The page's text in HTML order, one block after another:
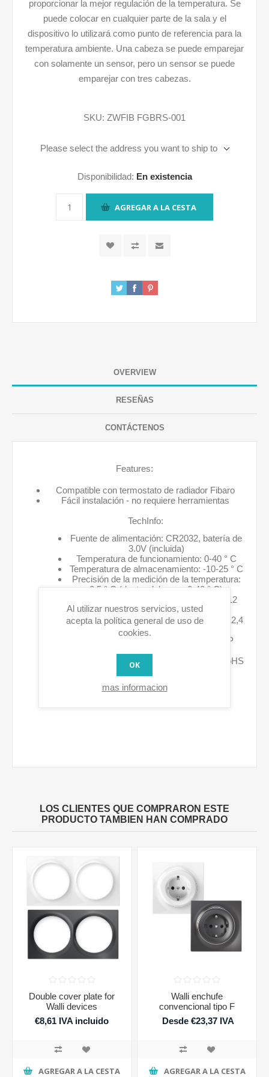
proporcionar la mejor regulación de la temperatura. Se
puede colocar en cualquier parte de la sala y el
dispositivo lo utilizará como punto de referencia para la
temperatura ambiente. Una cabeza se puede emparejar
con solamente un sensor, pero un sensor se puede
emparejar con tres cabezas.
SKU: ZWFIB FGBRS-001
Please select the address you want to ship to
Disponibilidad: En existencia
AGREGAR A LA CESTA
OVERVIEW
RESEÑAS
CONTÁCTENOS
Features:
Compatible con termostato de radiador Fibaro
Fácil instalación - no requiere herramientas
TechInfo:
Fuente de alimentación: CR2032, batería de
3.0V (incluida)
Temperatura de funcionamiento: 0-40 ° C
Temperatura de almacenamiento: -10-25 ° C
Precisión de la medición de la temperatura:
0.5 ° C (dentro del rango 0-40 ° C)
Dimensiones (Diámetro x Altura): 38 x 12
mm
Banda de radiofrecuencia: banda ISM de 2,4
GHz
Potencia de transmisión máxima: EIRP
Cumplimiento de la directiva de la UE: RoHS
2011/65 / EU; RED 2014/53 / UE
LOS CLIENTES QUE COMPRARON ESTE
PRODUCTO TAMBIEN HAN COMPRADO
Double cover plate for
Walli devices
€8,61 IVA incluido
AGREGAR A LA CESTA
Walli enchufe
convencional tipo F
Desde €23,37 IVA
AGREGAR A LA CESTA
Al utilizar nuestros servicios, usted
acepta la política general de uso de
cookies.
OK
mas informacion